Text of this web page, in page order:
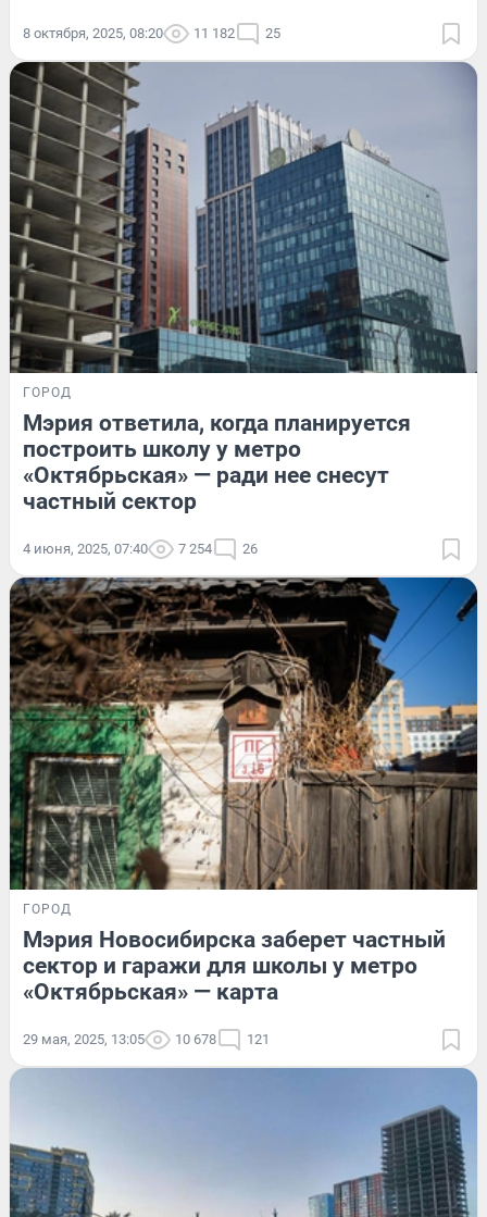
8 октября, 2025, 08:20 11 182 25
ГОРОД
Мэрия ответила, когда планируется
построить школу у метро
«Октябрьская» — ради нее снесут
частный сектор
4 июня, 2025, 07:40 7 254 26
ГОРОД
Мэрия Новосибирска заберет частный
сектор и гаражи для школы у метро
«Октябрьская» — карта
29 мая, 2025, 13:05 10 678 121